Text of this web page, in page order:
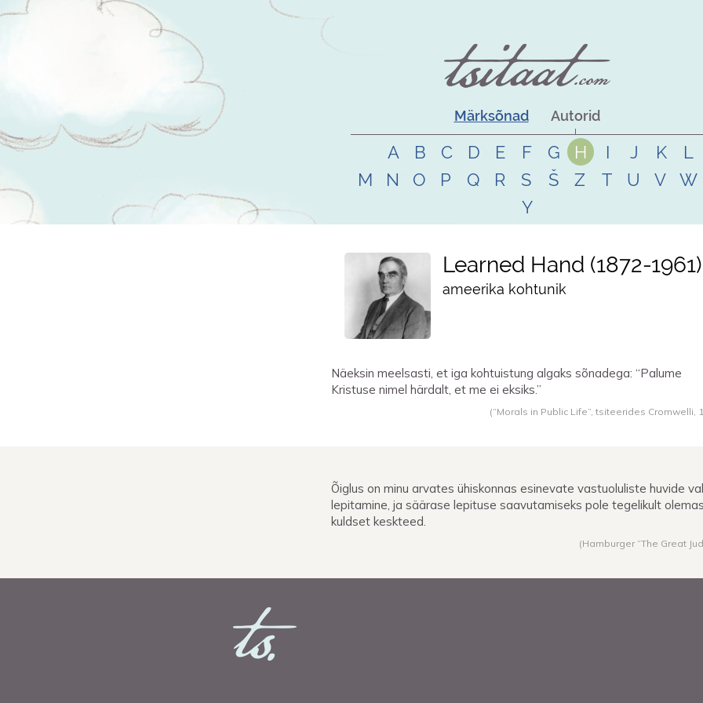
Märksõnad Autorid
A B C D E F G H I J K
L
M
N O P Q R S Š Z T U V
W
Y
Learned Hand 1872-1961
ameerika kohtunik
Näeksin meelsasti, et iga kohtuistung algaks sõnadega: “Palume
Kristuse nimel härdalt, et me ei eksiks.”
(“Morals in Public Life”, tsiteerides Cromwelli,
Õiglus on minu arvates ühiskonnas esinevate vastuoluliste huvide
lepitamine, ja säärase lepituse saavutamiseks pole tegelikult olemas
kuldset keskteed.
(Hamburger “The Great